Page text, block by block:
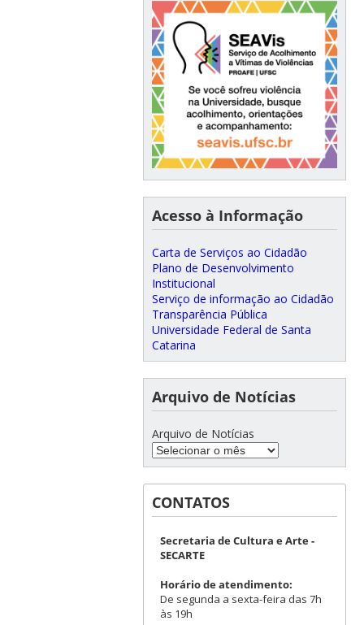
Acesso à Informação
Carta de Serviços ao Cidadão
Plano de Desenvolvimento
Institucional
Serviço de informação ao Cidadão
Transparência Pública
Universidade Federal de Santa
Catarina
Arquivo de Notícias
Arquivo de Notícias
CONTATOS
Secretaria de Cultura e Arte -
SECARTE
Horário de atendimento:
De segunda a sexta-feira das 7h
às 19h